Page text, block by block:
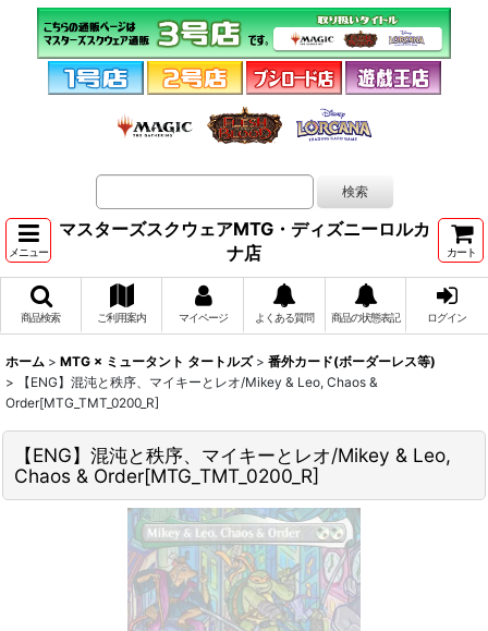
メニュー
マスターズスクウェアMTG・ディズニーロルカ
ナ店
カート
商品検索 ご利用案内 マイページ よくある質問 商品の状態表記 ログイン
ホーム > MTG × ミュータント タートルズ > 番外カード(ボーダーレス等)
>
【ENG】混沌と秩序、マイキーとレオ/Mikey & Leo, Chaos &
Order[MTG_TMT_0200_R]
【ENG】混沌と秩序、マイキーとレオ/Mikey & Leo,
Chaos & Order[MTG_TMT_0200_R]